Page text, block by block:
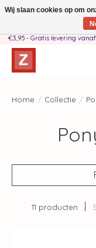
Handgemaakt door
€3,95 - Gratis levering
Home / Collectie /
11 producten
Wij slaan cookies op om